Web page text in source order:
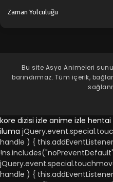
Zaman Yolculuğu
Bu site Asya Animeleri
barındırmaz. Tüm içerik,
kore dizisi izle anime izle hentai
iluma
handle ) {
handle ) {